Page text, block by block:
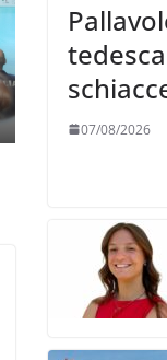
07/08/2026